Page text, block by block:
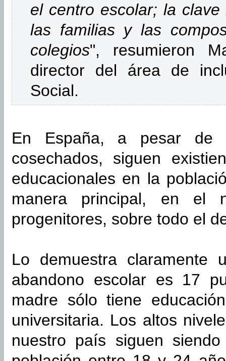
el centro escolar; la
las familias y las
colegios", resumieron
director del área de
Social.
En España, a pesar de
cosechados, siguen
educacionales en la
manera principal, en el
progenitores, sobre todo el
Lo demuestra
abandono escolar es 17
madre sólo tiene
universitaria. Los altos
nuestro país siguen